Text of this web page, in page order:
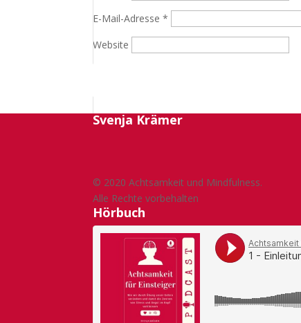
E-Mail-Adresse*
Website
Svenja Krämer
© 2020 Achtsamkeit und Mindfulness.
Alle Rechte vorbehalten
Hörbuch